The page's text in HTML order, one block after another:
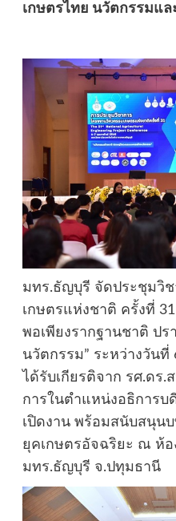
เกษตรไทย นวัตกรรมแ
มทร.ธัญบุรี จัดประชุมวิช
เกษตรแห่งชาติ ครั้งที่
พอเพียงรากฐานชาติ ปร
นวัตกรรม” ระหว่างวัน
ได้รับเกียรติจาก รศ.ดร
การในตำแหน่งอธิการบ
เปิดงาน พร้อมสนับสนุน
ยุคเกษตรอัจฉริยะ ณ ห้
มทร.ธัญบุรี จ.ปทุมธานี